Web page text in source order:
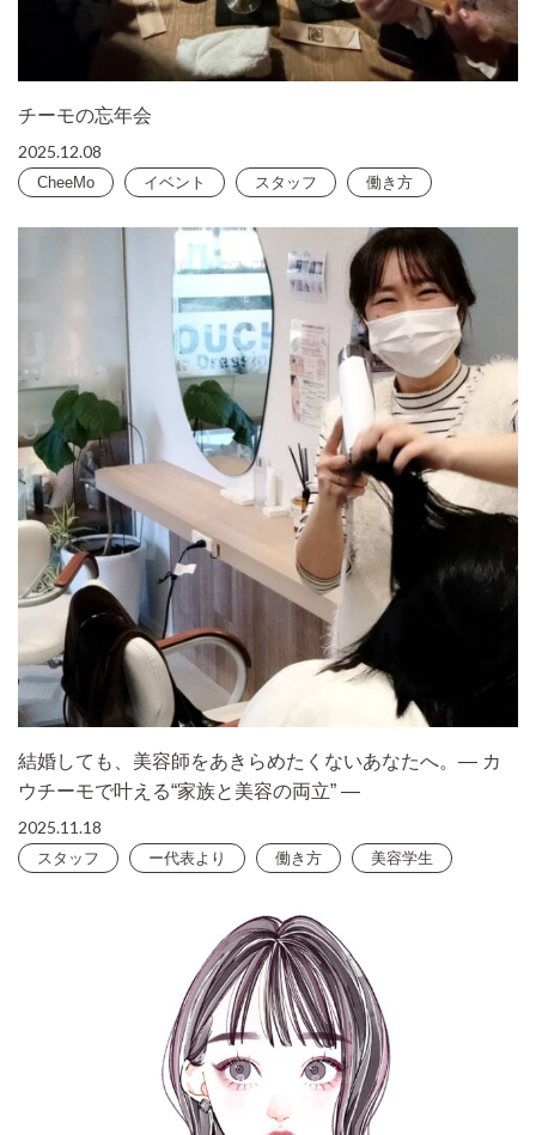
チーモの忘年会
2025.12.08
CheeMo イベント スタッフ 働き方
結婚しても、美容師をあきらめたくないあなたへ。― カ
ウチーモで叶える“家族と美容の両立” ―
2025.11.18
スタッフ ー代表より 働き方 美容学生